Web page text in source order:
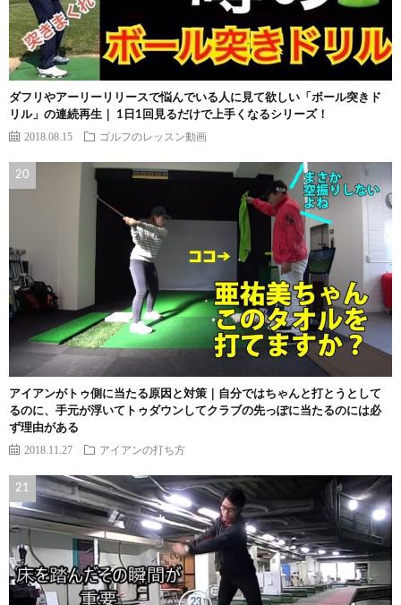
ダフリやアーリーリリースで悩んでいる人に見て欲しい「ボール突きド
リル」の連続再生｜ 1日1回見るだけで上手くなるシリーズ！
2018.08.15 ゴルフのレッスン動画
アイアンがトゥ側に当たる原因と対策｜自分ではちゃんと打とうとして
るのに、手元が浮いてトゥダウンしてクラブの先っぽに当たるのには必
ず理由がある
2018.11.27 アイアンの打ち方